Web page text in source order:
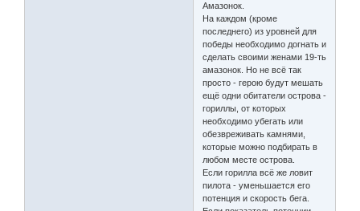
Амазонок.
На каждом (кроме
последнего) из уровней для
победы необходимо догнать и
сделать своими женами 19-ть
амазонок. Но не всё так
просто - герою будут мешать
ещё одни обитатели острова -
гориллы, от которых
необходимо убегать или
обезвреживать камнями,
которые можно подбирать в
любом месте острова.
Если горилла всё же ловит
пилота - уменьшается его
потенция и скорость бега.